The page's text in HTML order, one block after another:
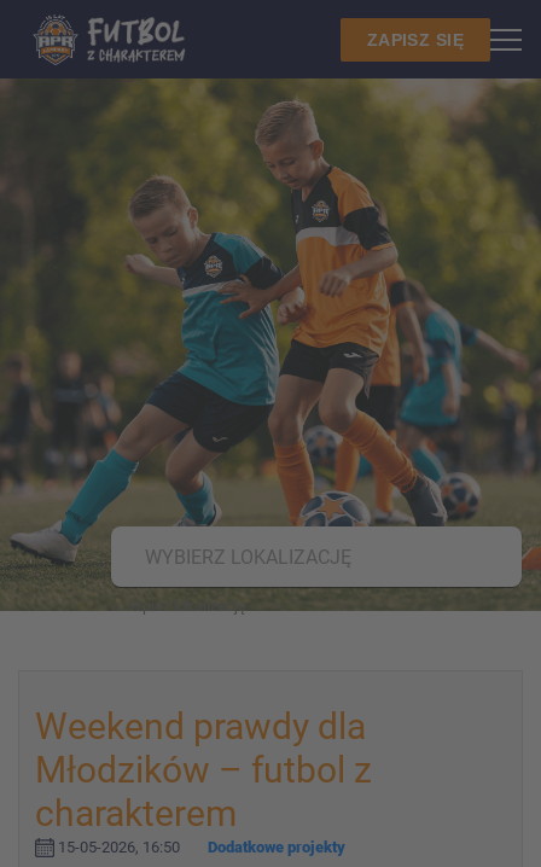
ZAPISZ SIĘ
WYBIERZ LOKALIZACJĘ
Weekend prawdy dla
Młodzików – futbol z
charakterem
15-05-2026, 16:50 Dodatkowe projekty